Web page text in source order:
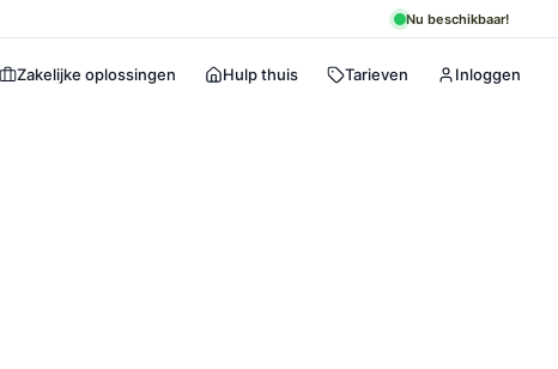
Nu beschikbaar!
Zakelijke oplossingen Hulp thuis Tarieven Inloggen